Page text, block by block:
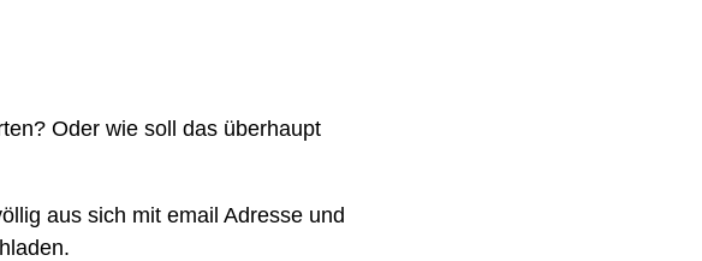
Oder wie soll das überhaupt
aus sich mit email Adresse und